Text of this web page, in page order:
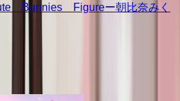
Bunnies Figureー朝比奈みく